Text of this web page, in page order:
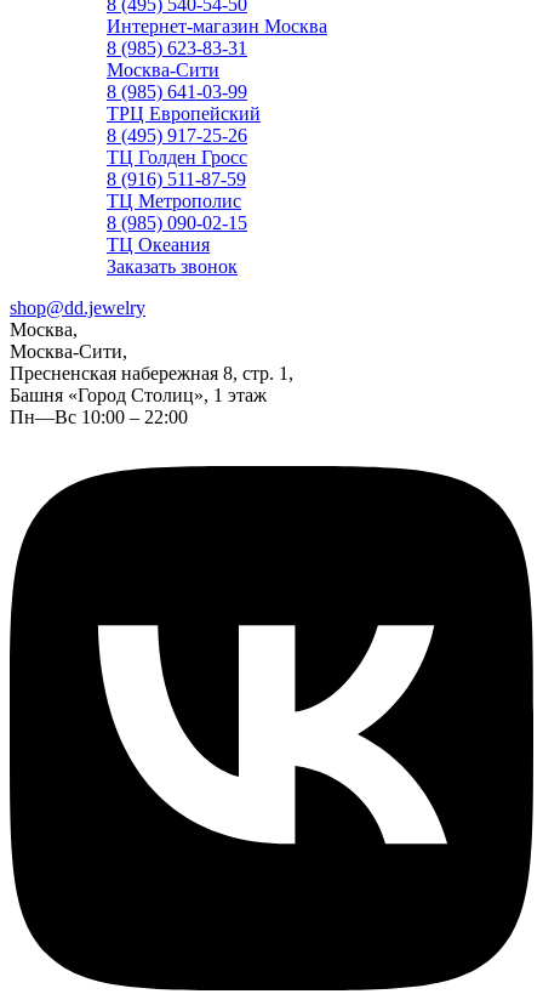
8 (495) 540-54-50
Интернет-магазин Москва
8 (985) 623-83-31
Москва-Сити
8 (985) 641-03-99
ТРЦ Европейский
8 (495) 917-25-26
ТЦ Голден Гросс
8 (916) 511-87-59
ТЦ Метрополис
8 (985) 090-02-15
ТЦ Океания
Заказать звонок
shop@dd.jewelry
Москва,
Москва-Сити,
Пресненская набережная 8, стр. 1,
Башня «Город Столиц», 1 этаж
Пн—Вс 10:00 – 22:00